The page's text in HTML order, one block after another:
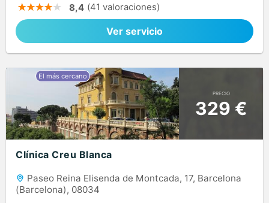
8,4 (41 valoraciones)
Ver servicio
PRECIO
329 €
Clínica Creu Blanca
Paseo Reina Elisenda de Montcada, 17, Barcelona
(Barcelona), 08034